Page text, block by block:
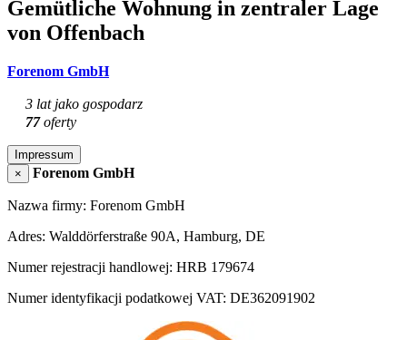
Gemütliche Wohnung in zentraler Lage
von Offenbach
Forenom GmbH
3 lat jako gospodarz
77oferty
Impressum
×
Forenom GmbH
Nazwa firmy: Forenom GmbH
Adres: Walddörferstraße 90A, Hamburg, DE
Numer rejestracji handlowej: HRB 179674
Numer identyfikacji podatkowej VAT: DE362091902